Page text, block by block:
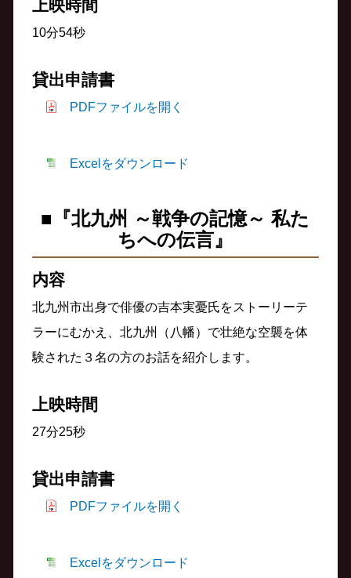
上映時間
10分54秒
貸出申請書
PDFファイルを開く
Excelをダウンロード
■『北九州 ～戦争の記憶～ 私た
ちへの伝言』
内容
北九州市出身で俳優の吉本実憂氏をストーリーテ
ラーにむかえ、北九州（八幡）で壮絶な空襲を体
験された３名の方のお話を紹介します。
上映時間
27分25秒
貸出申請書
PDFファイルを開く
Excelをダウンロード